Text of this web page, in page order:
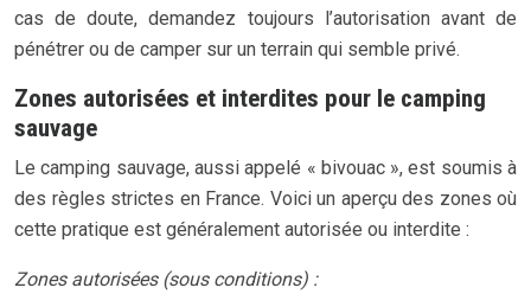
cas de doute, demandez toujours l’autorisation avant de
pénétrer ou de camper sur un terrain qui semble privé.
Zones autorisées et interdites pour le camping
sauvage
Le camping sauvage, aussi appelé « bivouac », est soumis à
des règles strictes en France. Voici un aperçu des zones où
cette pratique est généralement autorisée ou interdite :
Zones autorisées (sous conditions) :